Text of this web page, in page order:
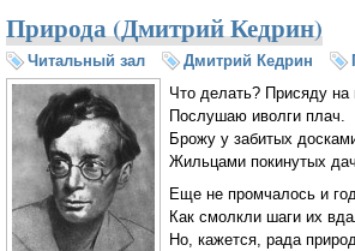
Природа (Дмитрий Кедрин)
Читальный зал Дмитрий Кедрин
Что делать? Присяду на
Послушаю иволги плач.
Брожу у забитых
Жильцами покинутых дач.
Еще не промчалось и
Как смолкли шаги их
Но, кажется, рада